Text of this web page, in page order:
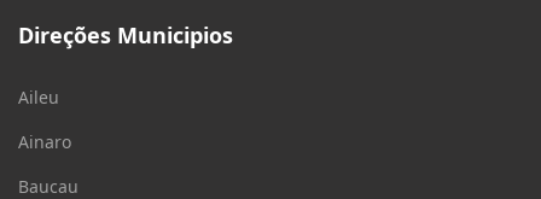
Direções Municipios
Aileu
Ainaro
Baucau